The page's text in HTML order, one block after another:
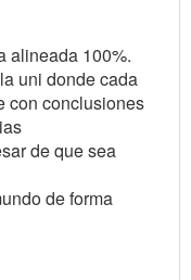
alineada 100%.
uni donde cada
con conclusiones
de que sea
de forma